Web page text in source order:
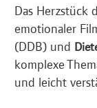
Das Herzstück
emotionaler
(DDB) und
komplexe
und leicht